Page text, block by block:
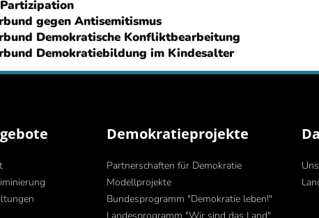
gegen Antisemitismus
Demokratische Konfliktbearbeitung
Demokratiebildung im Kindesalter
Demokratieprojekte
Partnerschaften für Demokratie
Modellprojekte
Bundesprogramm "Demokratie leben!"